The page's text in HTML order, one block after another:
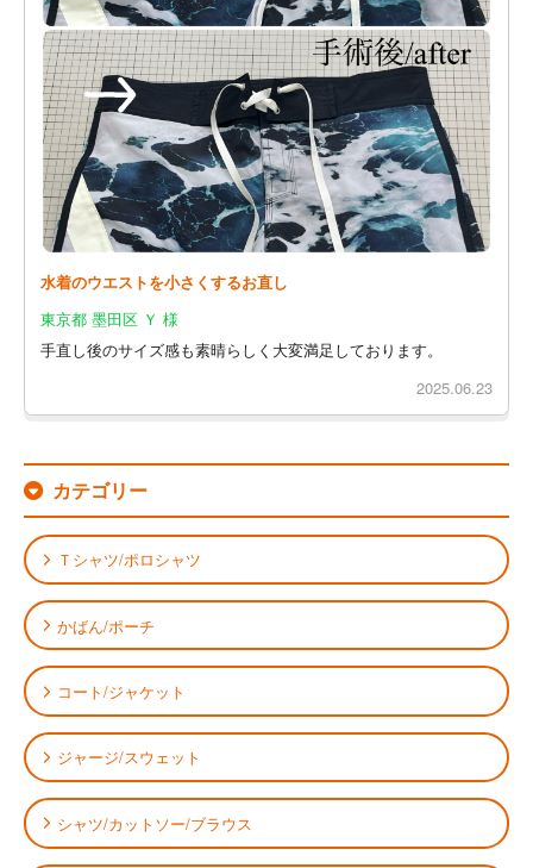
水着のウエストを小さくするお直し
東京都 墨田区 Ｙ 様
手直し後のサイズ感も素晴らしく大変満足しております。
2025.06.23
カテゴリー
Ｔシャツ/ポロシャツ
かばん/ポーチ
コート/ジャケット
ジャージ/スウェット
シャツ/カットソー/ブラウス